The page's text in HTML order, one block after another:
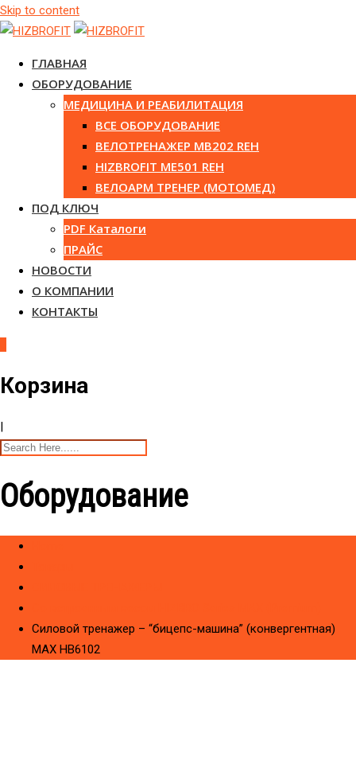
Skip to content
ГЛАВНАЯ
ОБОРУДОВАНИЕ
МЕДИЦИНА И РЕАБИЛИТАЦИЯ
ВСЕ ОБОРУДОВАНИЕ
ВЕЛОТРЕНАЖЕР MB202 REH
HIZBROFIT ME501 REH
ВЕЛОАРМ ТРЕНЕР (МОТОМЕД)
ПОД КЛЮЧ
PDF Каталоги
ПРАЙС
НОВОСТИ
О КОМПАНИИ
КОНТАКТЫ
Корзина
Оборудование
Силовой тренажер – “бицепс-машина” (конвергентная)
МAX HB6102